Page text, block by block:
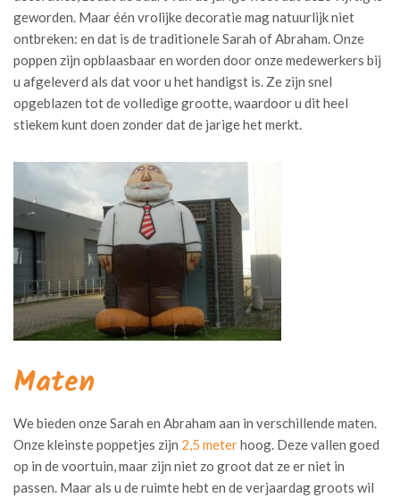
geworden. Maar één vrolijke decoratie mag natuurlijk niet
ontbreken: en dat is de traditionele Sarah of Abraham. Onze
poppen zijn opblaasbaar en worden door onze medewerkers bij
u afgeleverd als dat voor u het handigst is. Ze zijn snel
opgeblazen tot de volledige grootte, waardoor u dit heel
stiekem kunt doen zonder dat de jarige het merkt.
Maten
We bieden onze Sarah en Abraham aan in verschillende maten.
Onze kleinste poppetjes zijn 2,5 meterhoog. Deze vallen goed
op in de voortuin, maar zijn niet zo groot dat ze er niet in
passen. Maar als u de ruimte hebt en de verjaardag groots wil